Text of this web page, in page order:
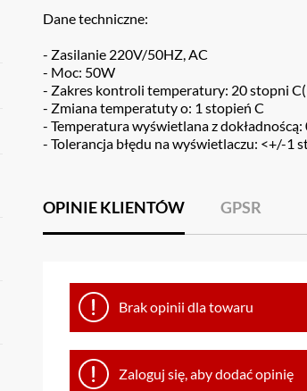
Dane techniczne:
- Zasilanie 220V/50HZ, AC
- Moc: 50W
- Zakres kontroli temperatury: 20 stopni
- Zmiana temperatuty o: 1 stopień C
- Temperatura wyświetlana z dokładnoścą:
- Tolerancja błędu na wyświetlaczu: <+/-1
OPINIE KLIENTÓW GPSR
Brak opinii dla towaru
Zaloguj się, aby dodać opinię